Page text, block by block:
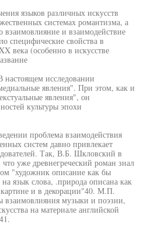
языков различных искусств
системах романтизма, а
и взаимодействие
специфические свойства в
века (особенно в искусстве
настоящем исследовании
явления". При этом, как и
явления", он
культуры эпохи
проблема взаимодействия
систем давно привлекает
Так, В.Б. Шкловский в
уже древнегреческий роман знал
"художник описание как бы
язык слова, .природа описана как
и в декорации"40. М.П.
взаимовлияния музыки и поэзии,
на материале английской